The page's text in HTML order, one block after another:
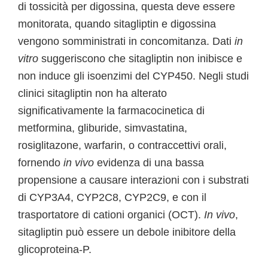
di tossicità per digossina, questa deve essere
monitorata, quando sitagliptin e digossina
vengono somministrati in concomitanza. Dati in
vitro suggeriscono che sitagliptin non inibisce e
non induce gli isoenzimi del CYP450. Negli studi
clinici sitagliptin non ha alterato
significativamente la farmacocinetica di
metformina, gliburide, simvastatina,
rosiglitazone, warfarin, o contraccettivi orali,
fornendo in vivo evidenza di una bassa
propensione a causare interazioni con i substrati
di CYP3A4, CYP2C8, CYP2C9, e con il
trasportatore di cationi organici (OCT). In vivo,
sitagliptin può essere un debole inibitore della
glicoproteina-P.